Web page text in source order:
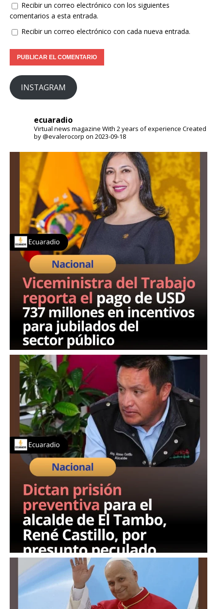
Recibir un correo electrónico con los siguientes
comentarios a esta entrada.
Recibir un correo electrónico con cada nueva entrada.
INSTAGRAM
ecuaradio
Virtual news magazine With 2 years of experience Created
by @evalerocorp on 2023-09-18